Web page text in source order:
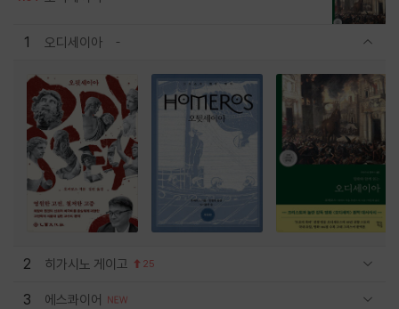
1 오디세이아
2 히가시노 게이고 25
3 에스콰이어